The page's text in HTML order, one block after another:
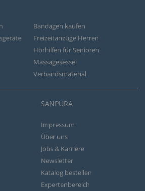
Bandagen kaufen
Freizeitanzüge Herren
Hörhilfen für Senioren
Massagesessel
Verbandsmaterial
SANPURA
Impressum
Über uns
Jobs & Karriere
Newsletter
Katalog bestellen
Expertenbereich